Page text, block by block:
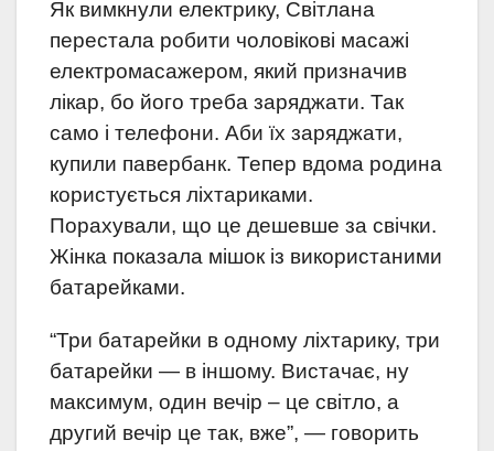
Як вимкнули електрику, Світлана
перестала робити чоловікові масажі
електромасажером, який призначив
лікар, бо його треба заряджати. Так
само і телефони. Аби їх заряджати,
купили павербанк. Тепер вдома родина
користується ліхтариками.
Порахували, що це дешевше за свічки.
Жінка показала мішок із використаними
батарейками.
“Три батарейки в одному ліхтарику, три
батарейки — в іншому. Вистачає, ну
максимум, один вечір – це світло, а
другий вечір це так, вже”, — говорить